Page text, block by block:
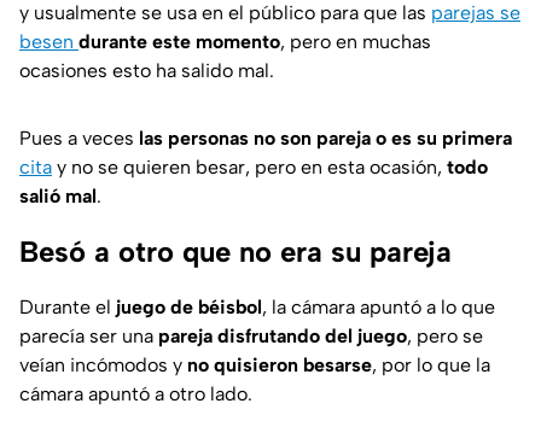
y usualmente se usa en el público para que las parejas se
besen durante este momento, pero en muchas
ocasiones esto ha salido mal.
Pues a veces las personas no son pareja o es su primera
cita y no se quieren besar, pero en esta ocasión, todo
salió mal.
Besó a otro que no era su pareja
Durante el juego de béisbol, la cámara apuntó a lo que
parecía ser una pareja disfrutando del juego, pero se
veían incómodos y no quisieron besarse, por lo que la
cámara apuntó a otro lado.